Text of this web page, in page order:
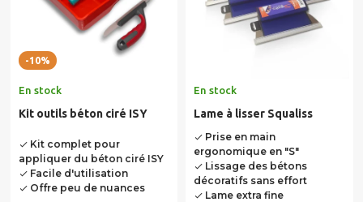
-10%
En stock
Kit outils béton ciré ISY
doneKit complet pour
appliquer du béton ciré ISY
doneFacile d'utilisation
doneOffre peu de nuances
En stock
Lame à lisser Squaliss
done Prise en main
ergonomique en "S"
done Lissage des bétons
décoratifs sans effort
done Lame extra fine